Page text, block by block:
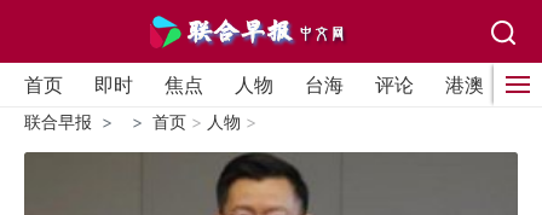
首页 即时 焦点 人物 台海 评论 港澳 国
联合早报 首页 > 人物 >